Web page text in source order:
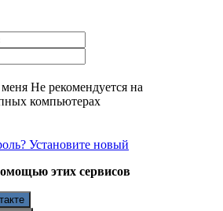
Не рекомендуется на
компьютерах
Установите новый
этих сервисов